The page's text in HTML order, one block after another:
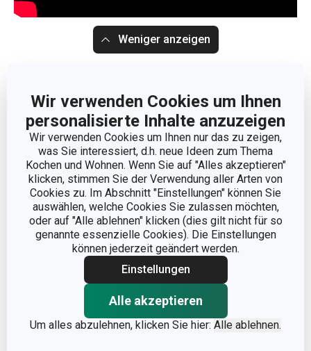
Wir verwenden Cookies um Ihnen
personalisierte Inhalte anzuzeigen
Wir verwenden Cookies um Ihnen nur das zu zeigen,
was Sie interessiert, d.h. neue Ideen zum Thema
Kochen und Wohnen. Wenn Sie auf "Alles akzeptieren"
klicken, stimmen Sie der Verwendung aller Arten von
Cookies zu. Im Abschnitt "Einstellungen" können Sie
auswählen, welche Cookies Sie zulassen möchten,
oder auf "Alle ablehnen" klicken (dies gilt nicht für so
genannte essenzielle Cookies). Die Einstellungen
können jederzeit geändert werden.
Einstellungen
Alle akzeptieren
Um alles abzulehnen, klicken Sie hier: Alle ablehnen.
Weniger anzeigen
Andere Parameter